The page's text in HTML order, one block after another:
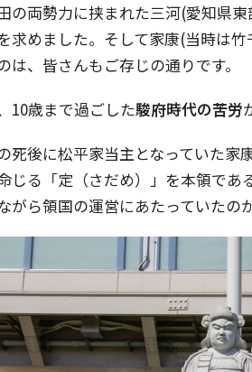
の両勢力に挟まれた三河(愛知県
求めました。そして家康(当時は
は、皆さんもご存じの通りです。
10歳まで過ごした駿府時代の苦労
死後に松平家当主となっていた
じる「定（さだめ）」を本領であ
がら領国の運営にあたっていたの